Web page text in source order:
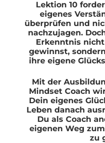
Lektion 10
eigenes
überprüfen und
nachzujagen.
Erkenntnis
gewinnst,
ihre eigene
Mit der
Mindset Coach
Dein eigenes
Leben danach
Du als Coach
eigenen Weg
zu